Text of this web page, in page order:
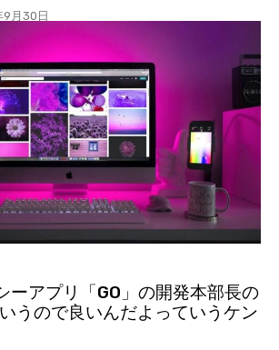
月30日
ーアプリ「GO」の開発本部長の
うので良いんだよっていうケン